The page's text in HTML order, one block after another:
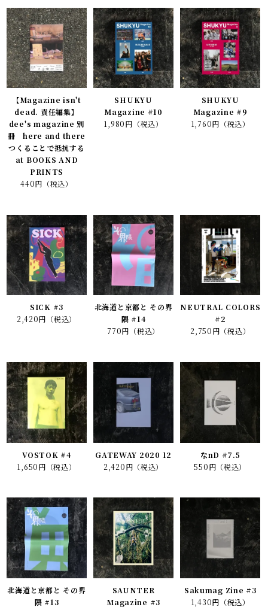
【Magazine isn't
dead. 責任編集】
dee's magazine 別
冊 here and there
つくることで抵抗する
at BOOKS AND
PRINTS
440円（税込）
SHUKYU
Magazine #10
1,980円（税込）
SHUKYU
Magazine #9
1,760円（税込）
SICK #3
2,420円（税込）
北海道と京都と その界
隈 #14
770円（税込）
NEUTRAL COLORS
#2
2,750円（税込）
VOSTOK #4
1,650円（税込）
GATEWAY 2020 12
2,420円（税込）
なnD #7.5
550円（税込）
北海道と京都と その界
隈 #13
SAUNTER
Magazine #3
Sakumag Zine #3
1,430円（税込）